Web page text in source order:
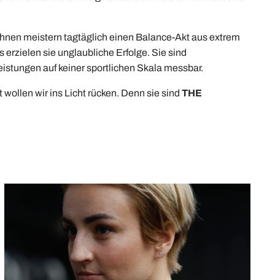
meistern tagtäglich einen Balance-Akt aus extrem
sie unglaubliche Erfolge. Sie sind
auf keiner sportlichen Skala messbar.
wir ins Licht rücken. Denn sie sind THE